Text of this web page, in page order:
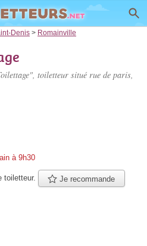
Denis > Romainville
toiletteur situé rue de paris,
à 9h30
toiletteur. Je recommande